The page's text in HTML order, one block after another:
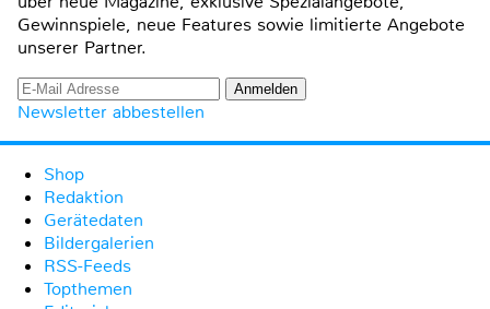
Gewinnspiele, neue Features sowie limitierte Angebote
unserer Partner.
Newsletter abbestellen
Shop
Redaktion
Gerätedaten
Bildergalerien
RSS-Feeds
Topthemen